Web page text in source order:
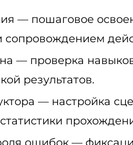
— пошаговое
сопровождением
— проверка
результатов.
— настройка